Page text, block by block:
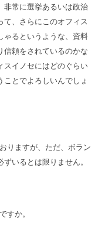
非常に選挙あるいは政治
て、さらにこのオフィス
ゃるというような、資料
信頼をされているのかな
スイノセにはどのぐらい
とでよろしいんでしょ
ますが、ただ、ボラン
いるとは限りません。
か。